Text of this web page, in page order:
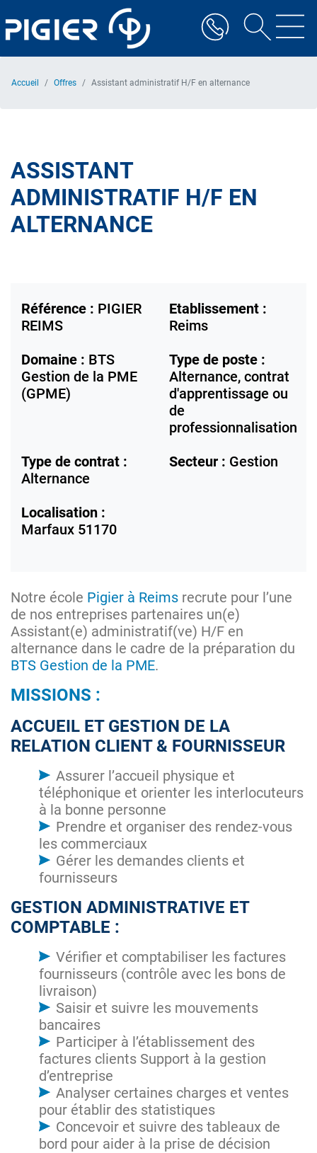
au
contenu
Accueil Offres Assistant administratif H/F en alternance
ASSISTANT
ADMINISTRATIF H/F EN
ALTERNANCE
Référence : PIGIER
REIMS
Etablissement :
Reims
Domaine : BTS
Gestion de la PME
(GPME)
Type de poste :
Alternance, contrat
d'apprentissage ou
de
professionnalisation
Type de contrat :
Alternance
Secteur : Gestion
Localisation :
Marfaux 51170
Notre école Pigier à Reims recrute pour l’une
de nos entreprises partenaires un(e)
Assistant(e) administratif(ve) H/F en
alternance dans le cadre de la préparation du
BTS Gestion de la PME.
MISSIONS :
ACCUEIL ET GESTION DE LA
RELATION CLIENT & FOURNISSEUR
Assurer l’accueil physique et
téléphonique et orienter les interlocuteurs
à la bonne personne
Prendre et organiser des rendez-vous
les commerciaux
Gérer les demandes clients et
fournisseurs
GESTION ADMINISTRATIVE ET
COMPTABLE :
Vérifier et comptabiliser les factures
fournisseurs (contrôle avec les bons de
livraison)
Saisir et suivre les mouvements
bancaires
Participer à l’établissement des
factures clients Support à la gestion
d’entreprise
Analyser certaines charges et ventes
pour établir des statistiques
Concevoir et suivre des tableaux de
bord pour aider à la prise de décision